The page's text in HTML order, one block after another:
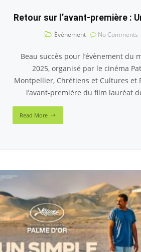
Retour sur l’avant-première :
Événement No Comments
Beau succès pour l’évènement du
2025, organisé par le cinéma
Montpellier, Chrétiens et Cultures et
l’avant-première du film lauréat
Read More